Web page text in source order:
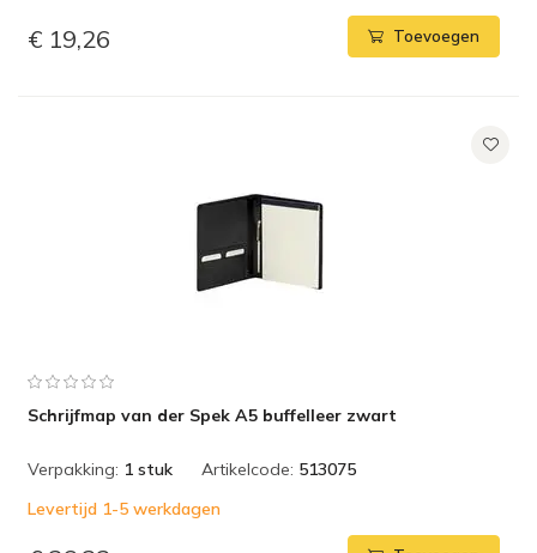
€ 19,26 Toevoegen
Schrijfmap van der Spek A5 buffelleer zwart
Verpakking: 1 stuk Artikelcode: 513075
Levertijd 1-5 werkdagen